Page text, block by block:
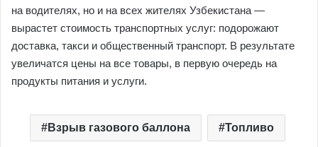
на водителях, но и на всех жителях Узбекистана —
вырастет стоимость транспортных услуг: подорожают
доставка, такси и общественный транспорт. В результате
увеличатся цены на все товары, в первую очередь на
продукты питания и услуги.
Взрыв газового баллона Топливо